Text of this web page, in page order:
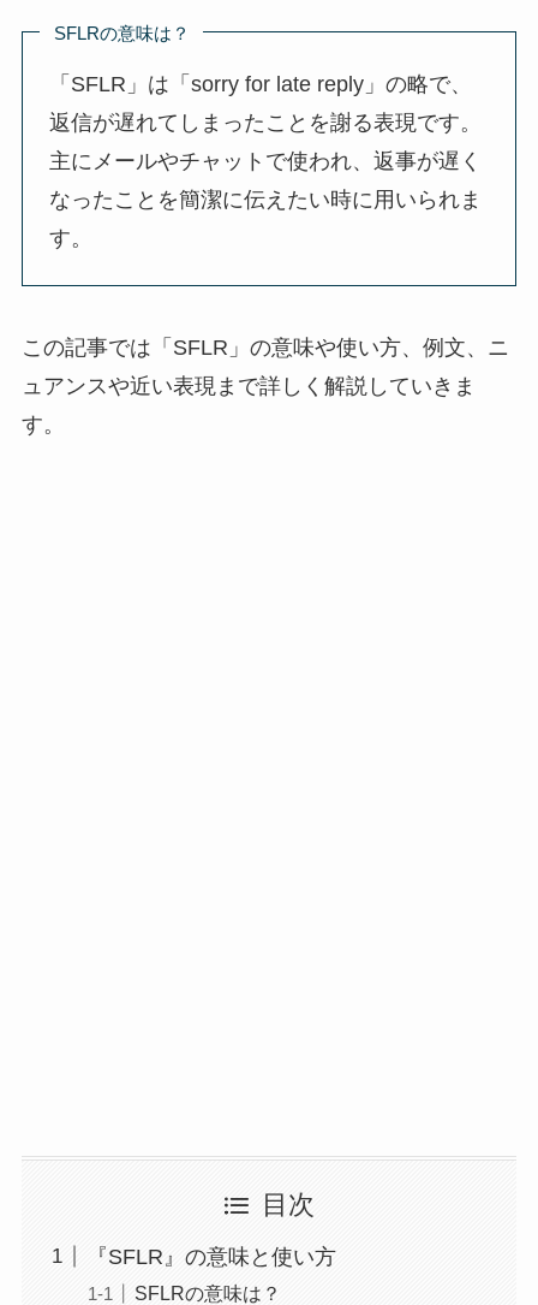
SFLRの意味は？
「SFLR」は「sorry for late reply」の略で、
返信が遅れてしまったことを謝る表現です。
主にメールやチャットで使われ、返事が遅く
なったことを簡潔に伝えたい時に用いられま
す。
この記事では「SFLR」の意味や使い方、例文、ニ
ュアンスや近い表現まで詳しく解説していきま
す。
目次
『SFLR』の意味と使い方
SFLRの意味は？